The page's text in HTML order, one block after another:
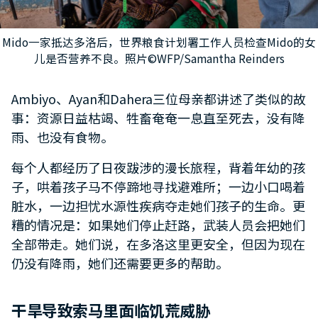
Mido一家抵达多洛后，世界粮食计划署工作人员检查Mido的女
儿是否营养不良。照片©WFP/Samantha Reinders
Ambiyo、Ayan和Dahera三位母亲都讲述了类似的故
事：资源日益枯竭、牲畜奄奄一息直至死去，没有降
雨、也没有食物。
每个人都经历了日夜跋涉的漫长旅程，背着年幼的孩
子，哄着孩子马不停蹄地寻找避难所；一边小口喝着
脏水，一边担忧水源性疾病夺走她们孩子的生命。更
糟的情况是：如果她们停止赶路，武装人员会把她们
全部带走。她们说，在多洛这里更安全，但因为现在
仍没有降雨，她们还需要更多的帮助。
干旱导致索马里面临饥荒威胁